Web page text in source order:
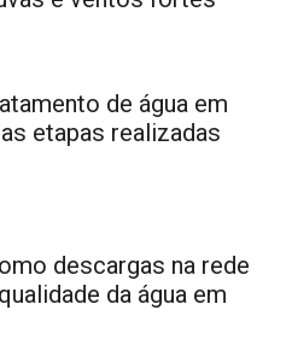
de água em
etapas realizadas
descargas na rede
da água em